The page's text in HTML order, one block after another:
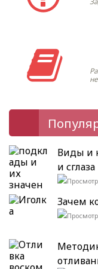
Виды и
и сглаза
Зачем